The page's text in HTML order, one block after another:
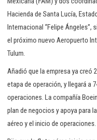
Hacienda de Santa Lucía,
Internacional “Felipe Ángeles”,
el próximo nuevo Aeropuerto
Tulum.
Añadió que la empresa ya creó
etapa de operación, y llegará a
operaciones. La compañía
plan de negocios y apoya para
aéreo y el inicio de operaciones.